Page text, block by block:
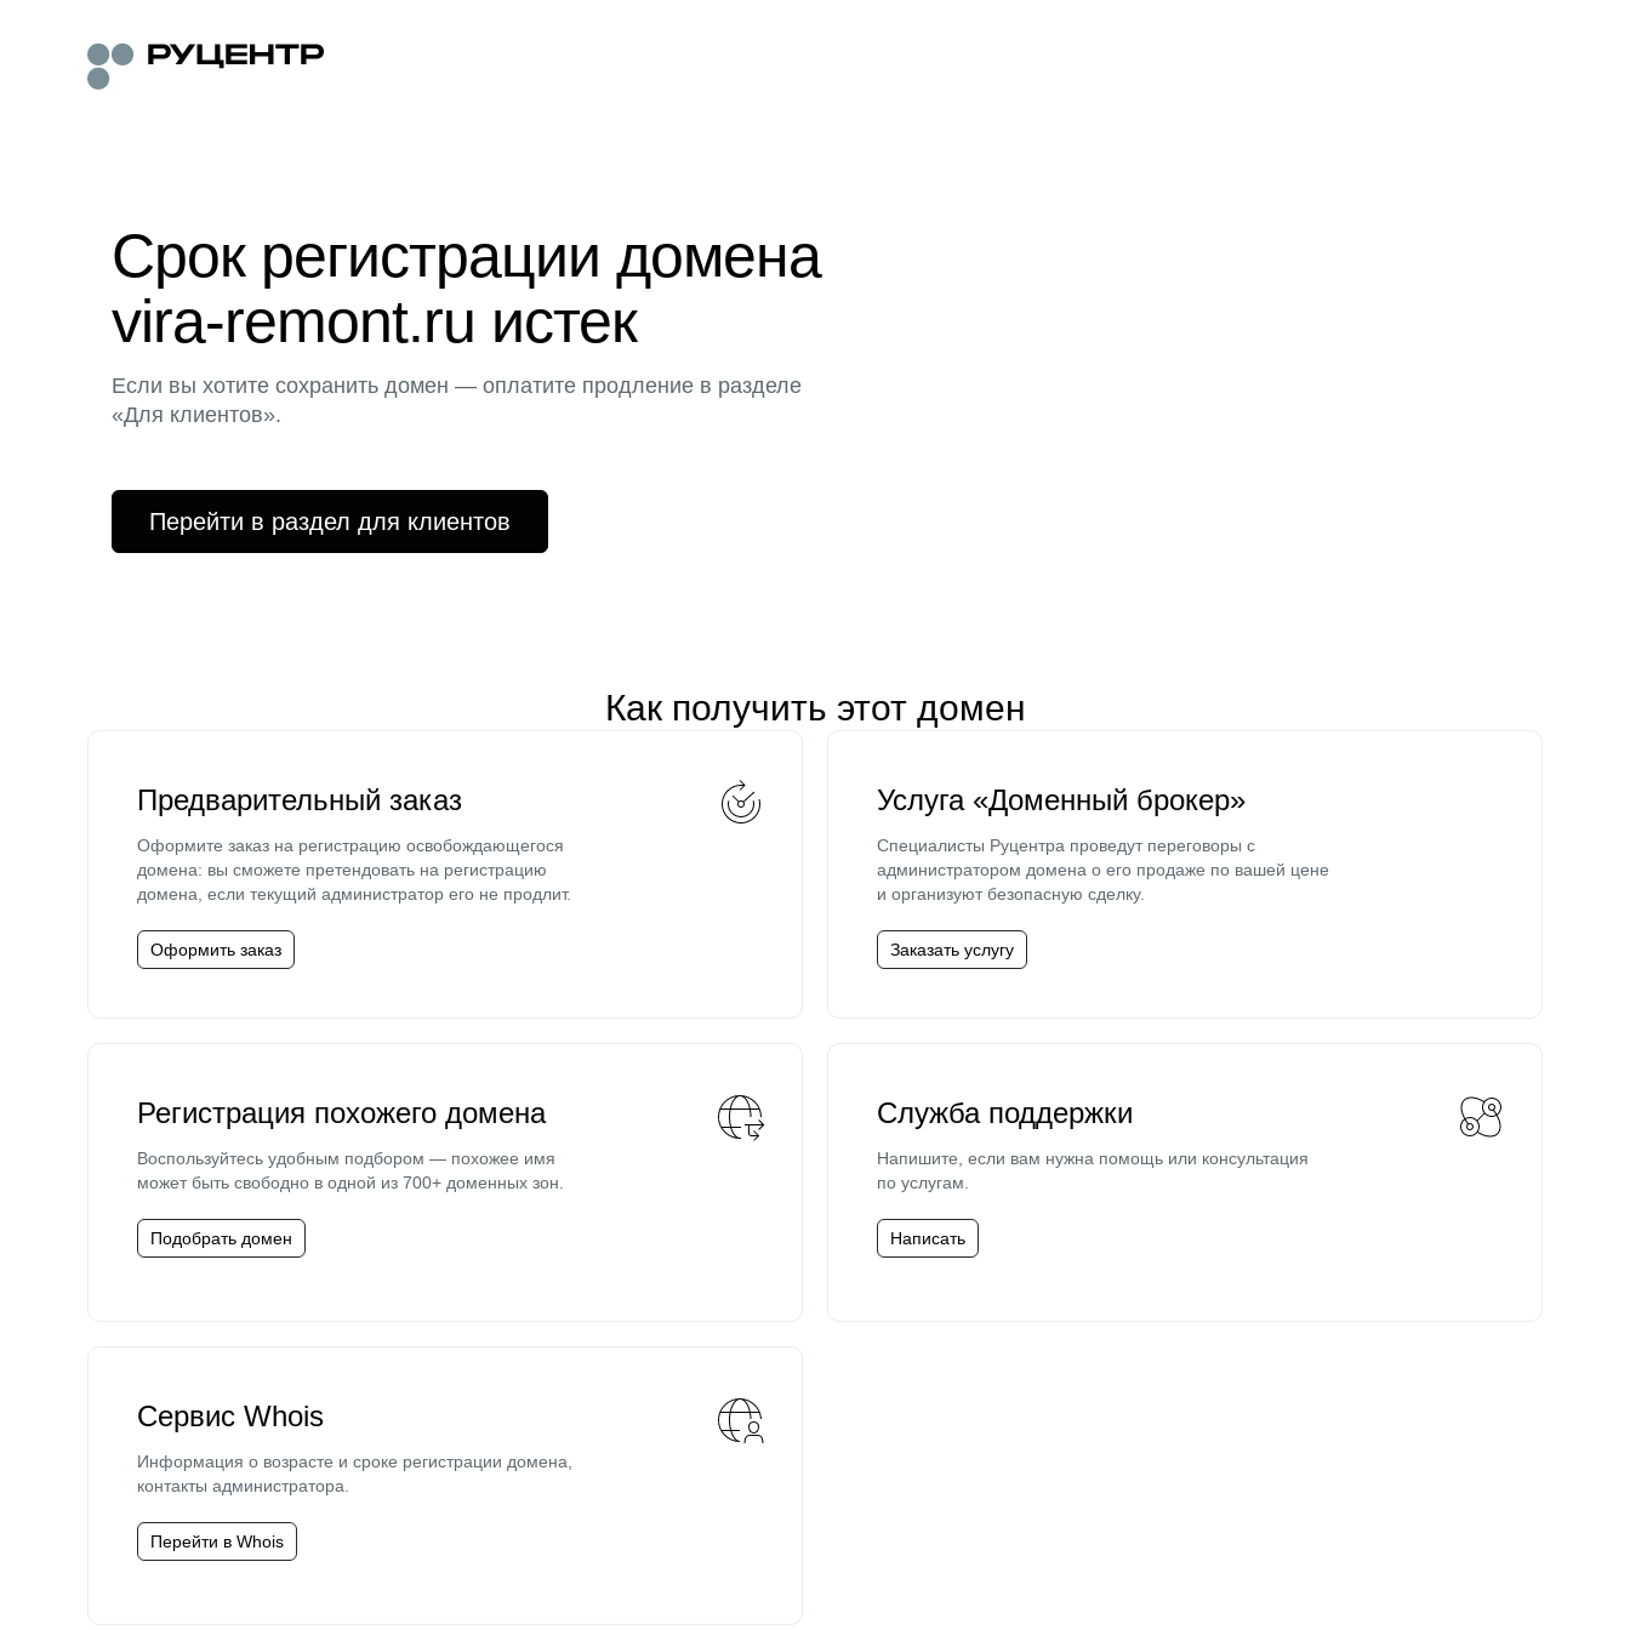
Срок регистрации домена
vira-remont.ru истек
Если вы хотите сохранить домен — оплатите продление в разделе
«Для клиентов».
Перейти в раздел для клиентов
Как получить этот домен
Предварительный заказ
Оформите заказ на регистрацию освобождающегося
домена: вы сможете претендовать на регистрацию
домена, если текущий администратор его не продлит.
Оформить заказ
Услуга «Доменный брокер»
Специалисты Руцентра проведут переговоры с
администратором домена о его продаже по вашей цене
и организуют безопасную сделку.
Заказать услугу
Регистрация похожего домена
Воспользуйтесь удобным подбором — похожее имя
может быть свободно в одной из 700+ доменных зон.
Подобрать домен
Служба поддержки
Напишите, если вам нужна помощь или консультация
по услугам.
Написать
Сервис Whois
Информация о возрасте и сроке регистрации домена,
контакты администратора.
Перейти в Whois